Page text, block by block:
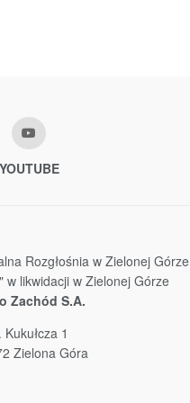
YOUTUBE
Rozgłośnia w Zielonej Górze
w likwidacji w Zielonej Górze
Zachód S.A.
Kukułcza 1
Zielona Góra